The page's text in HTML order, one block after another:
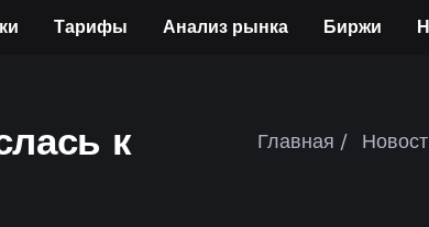
Тарифы Анализ рынка Биржи
к
Главная /